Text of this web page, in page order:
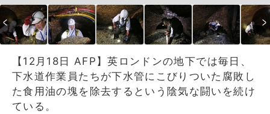
【12月18日 AFP】英ロンドンの地下では毎日、
下水道作業員たちが下水管にこびりついた腐敗し
た食用油の塊を除去するという陰気な闘いを続け
ている。